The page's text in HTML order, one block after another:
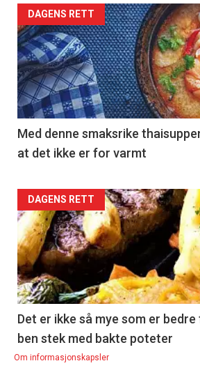
Articler
-
section
39
Right
DAGENS RETT
Med denne smaksrike
at det ikke er for varmt
Articler
-
section
40
Left
DAGENS RETT
Det er ikke så mye som er
ben stek med bakte poteter
Om informasjonskapsler